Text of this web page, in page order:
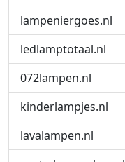
lampeniergoes.nl
ledlamptotaal.nl
072lampen.nl
kinderlampjes.nl
lavalampen.nl